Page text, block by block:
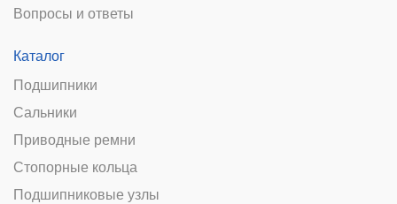
Вопросы и ответы
Каталог
Подшипники
Сальники
Приводные ремни
Стопорные кольца
Подшипниковые узлы